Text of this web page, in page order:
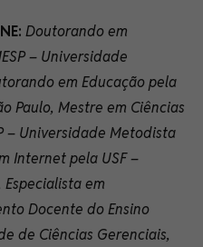
Doutorando em
– Universidade
em Educação pela
Paulo, Mestre em Ciências
– Universidade Metodista
Internet pela USF –
em
Docente do Ensino
de Ciências Gerenciais,